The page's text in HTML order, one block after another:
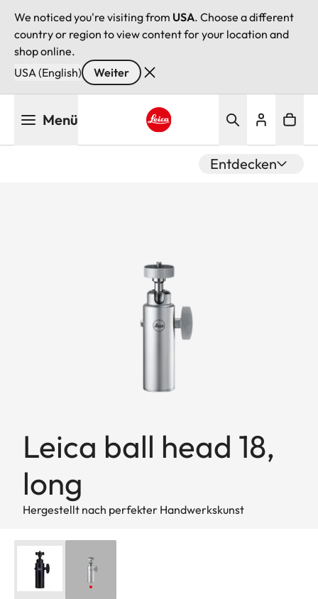
We noticed you're visiting from USA. Choose a different
country or region to view content for your location and
shop online.
USA (English)
Weiter
Menü
Entdecken
Leica ball head 18,
long
Hergestellt nach perfekter Handwerkskunst